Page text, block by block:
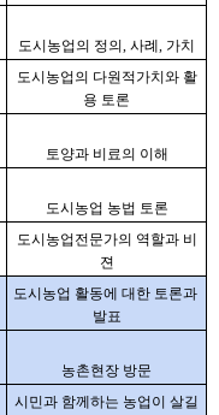
도시농업의 정의, 사례, 가치
도시농업의 다원적가치와 활
용 토론
토양과 비료의 이해
도시농업 농법 토론
도시농업전문가의 역할과 비
젼
도시농업 활동에 대한 토론과
발표
농촌현장 방문
시민과 함께하는 농업이 살길